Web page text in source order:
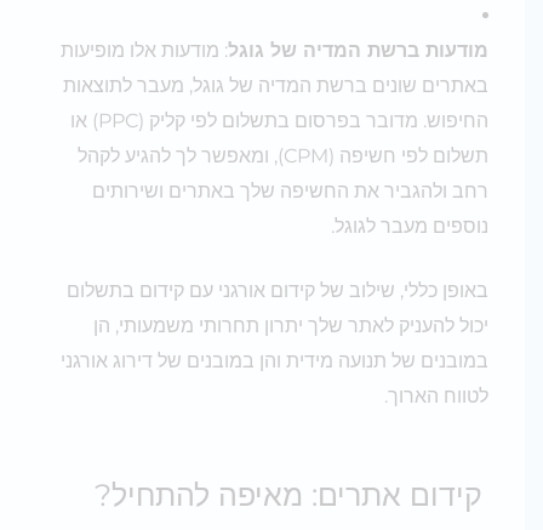
מודעות ברשת המדיה של גוגל : מודעות אלו מופיעות
באתרים שונים ברשת המדיה של גוגל, מעבר לתוצאות
החיפוש. מדובר בפרסום בתשלום לפי קליק (PPC) או
תשלום לפי חשיפה (CPM), ומאפשר לך להגיע לקהל
רחב ולהגביר את החשיפה שלך באתרים ושירותים
נוספים מעבר לגוגל.
באופן כללי, שילוב של קידום אורגני עם קידום בתשלום
יכול להעניק לאתר שלך יתרון תחרותי משמעותי, הן
במובנים של תנועה מידית והן במובנים של דירוג אורגני
לטווח הארוך.
קידום אתרים: מאיפה להתחיל?